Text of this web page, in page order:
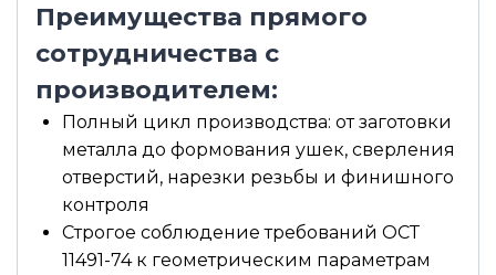
Преимущества прямого
сотрудничества с
производителем:
Полный цикл производства: от заготовки
металла до формования ушек, сверления
отверстий, нарезки резьбы и финишного
контроля
Строгое соблюдение требований ОСТ
11491-74 к геометрическим параметрам